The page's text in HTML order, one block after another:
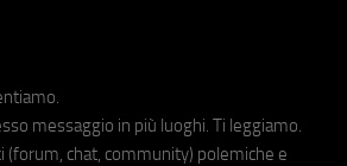
messaggio in più luoghi. Ti leggiamo.
(forum, chat, community) polemiche e